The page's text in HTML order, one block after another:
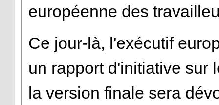
européenne des
Ce jour-là, l'exécutif
un rapport d'initiative sur
la version finale sera